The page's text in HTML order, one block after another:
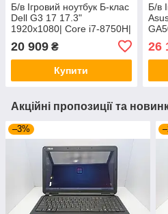
Б/в Ігровий ноутбук Б-клас
Dell G3 17 17.3"
1920x1080| Core i7-8750H|
16 GB RAM| 240 GB SSD|
GeForce GTX 1060 6GB
20 909 ₴
Купити
Б/в
26
Акційні пропозиції та
–3%